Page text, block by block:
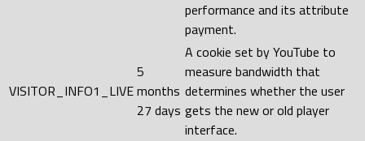
performance and its attribute
payment.
VISITOR_INFO1_LIVE
5
months
27 days
A cookie set by YouTube to
measure bandwidth that
determines whether the user
gets the new or old player
interface.